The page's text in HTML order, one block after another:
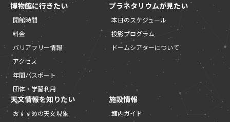
博物館に行きたい
開館時間
料金
バリアフリー情報
アクセス
年間パスポート
団体・学習利用
プラネタリウムが見たい
本日のスケジュール
投影プログラム
ドームシアターについて
天文情報を知りたい
おすすめの天文現象
施設情報
館内ガイド